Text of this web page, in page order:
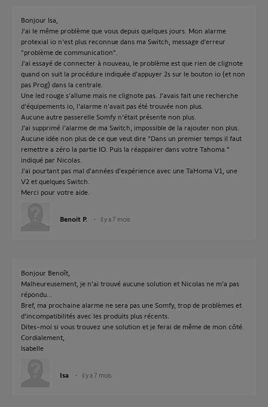
Bonjour Isa,
J'ai le même problème que vous depuis quelques jours. Mon alarme
protexial io n'est plus reconnue dans ma Switch, message d'erreur
"problème de communication".
J'ai essayé de connecter à nouveau, le problème est que rien de clignote
quand on suit la procédure indiquée d'appuyer 2s sur le bouton io (et non
pas Prog) dans la centrale.
Une led rouge s'allume mais ne clignote pas. J'avais fait une recherche
d'équipements io, l'alarme n'avait pas été trouvée non plus.
Aucune autre passerelle Somfy n'était présente non plus.
J'ai supprimé l'alarme de ma Switch, impossible de la rajouter non plus.
Aucune idée non plus de ce que veut dire "Dans un premier temps il faut
remettre a zéro la partie IO. Puis la réappairer dans votre Tahoma."
indiqué par Nicolas.
J'ai pourtant pas mal d'années d'expérience avec une TaHoma V1, une
V2 et quelques Switch.
Merci pour votre aide.
Benoit P. il y a 7 mois
Bonjour Benoît,
Malheureusement, je n'ai trouvé aucune solution et Nicolas ne m'a pas
répondu...
Bref, ma prochaine alarme ne sera pas une Somfy, trop de problèmes et
d'incompatibilités avec les produits plus récents.
Dites-moi si vous trouvez une solution et je ferai de même de mon côté.
Cordialement,
Isabelle
Isa il y a 7 mois